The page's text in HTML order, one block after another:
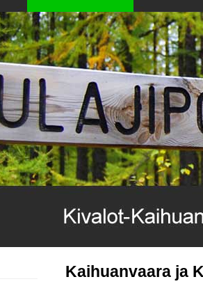
Kaihuanvaara ja